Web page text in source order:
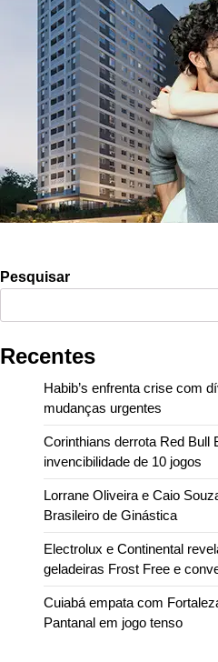
Pesquisar
Recentes
Habib’s enfrenta crise com
mudanças urgentes
Corinthians derrota Red Bull
invencibilidade de 10 jogos
Lorrane Oliveira e Caio
Brasileiro de Ginástica
Electrolux e Continental
geladeiras Frost Free e
Cuiabá empata com
Pantanal em jogo tenso